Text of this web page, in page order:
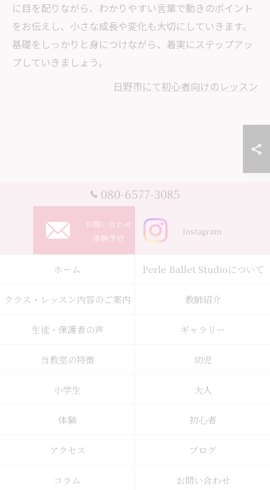
に目を配りながら、わかりやすい言葉で動きのポイント
をお伝えし、小さな成長や変化も大切にしていきます。
基礎をしっかりと身につけながら、着実にステップアッ
プしていきましょう。
日野市にて初心者向けのレッスン
080-6577-3085
お問い合わせ
体験予約
Instagram
ホーム Perle Ballet Studioについて
クラス・レッスン内容のご案内 教師紹介
生徒・保護者の声 ギャラリー
当教室の特徴 幼児
小学生 大人
体験 初心者
アクセス ブログ
コラム お問い合わせ